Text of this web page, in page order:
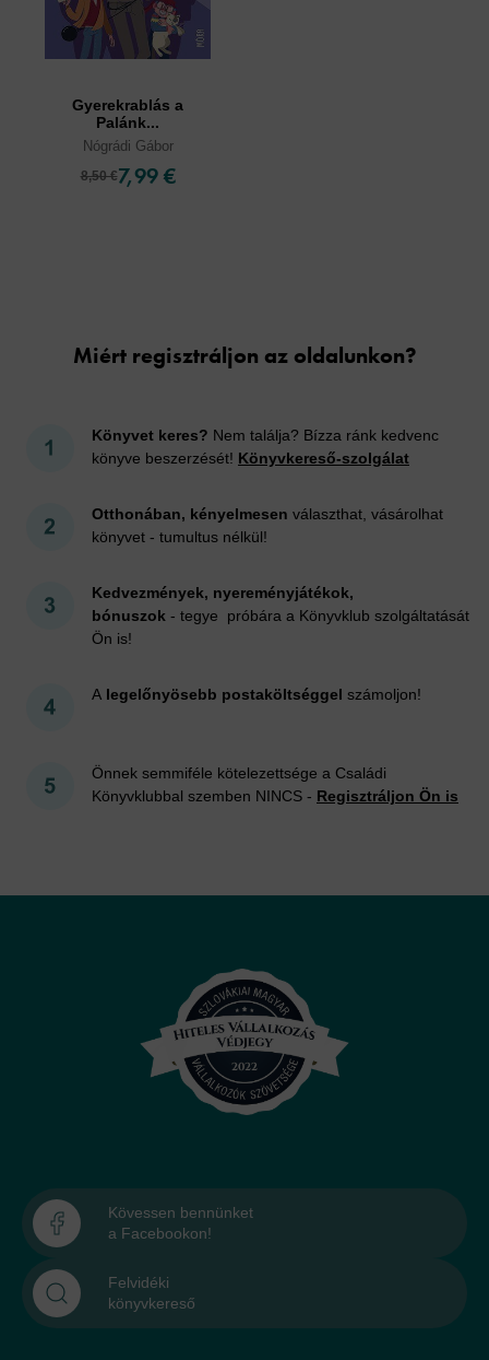
Gyerekrablás a
Palánk...
Nógrádi Gábor
8,50 €7,99 €
Miért regisztráljon az oldalunkon?
Könyvet keres? Nem találja? Bízza ránk kedvenc
könyve beszerzését! Könyvkereső-szolgálat
Otthonában, kényelmesen választhat, vásárolhat
könyvet - tumultus nélkül!
Kedvezmények, nyereményjátékok,
bónuszok - tegye próbára a Könyvklub szolgáltatását
Ön is!
A legelőnyösebb postaköltséggel számoljon!
Önnek semmiféle kötelezettsége a Családi
Könyvklubbal szemben NINCS - Regisztráljon Ön is
Kövessen bennünket
a Facebookon!
Felvidéki
könyvkereső